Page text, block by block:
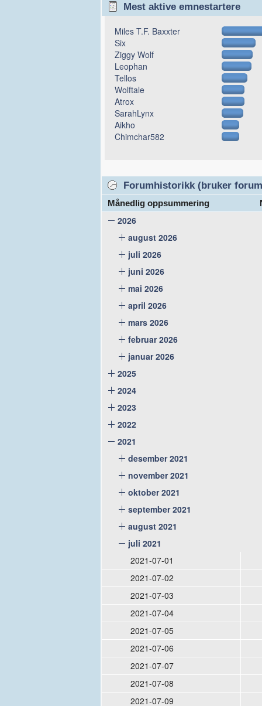
Mest aktive emnestartere
Miles T.F. Baxxter
Six
Ziggy Wolf
Leophan
Tellos
Wolftale
Atrox
SarahLynx
Aikho
Chimchar582
Forumhistorikk (bruker
Månedlig oppsummering
2026
august 2026
juli 2026
juni 2026
mai 2026
april 2026
mars 2026
februar 2026
januar 2026
2025
2024
2023
2022
2021
desember 2021
november 2021
oktober 2021
september 2021
august 2021
juli 2021
2021-07-01
2021-07-02
2021-07-03
2021-07-04
2021-07-05
2021-07-06
2021-07-07
2021-07-08
2021-07-09